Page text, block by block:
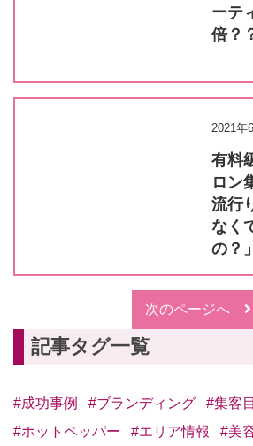
ーテ
倍？
2021年
有料
ロン
流行
なく
の？」
次のページへ
記事タグ一覧
#成功事例 #ブランディング
#集客
#ホットペッパー
#エリア情報
#美